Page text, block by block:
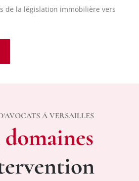
de la législation immobilière vers
À VERSAILLES
domaines